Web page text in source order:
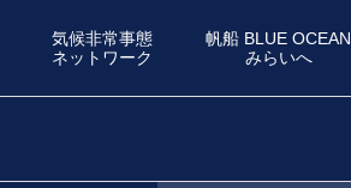
気候非常事態
ネットワーク
帆船 BLUE OCEAN
みらいへ